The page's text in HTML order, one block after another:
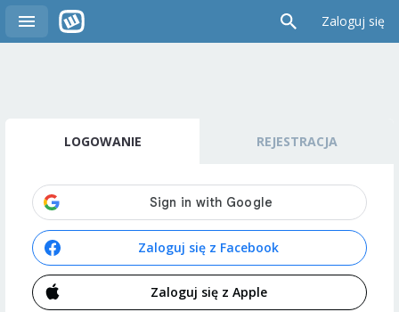
Zaloguj się
LOGOWANIE REJESTRACJA
Zaloguj się z Facebook
Zaloguj się z Apple